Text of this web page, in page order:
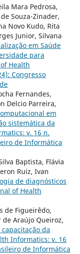
Mara Pedrosa,
Souza-Zinader,
Novo Kudo, Rita
Junior, Silvana
em Saúde
para
Health
Congresso
Fernandes,
Delcio Parreira,
em
sistemática da
v. 16 n.
de Informática
Baptista, Flávia
Ruiz, Ivan
de diagnósticos
of Health
de Figueirêdo,
de Araújo Queiroz,
da
Informatics: v. 16
de Informática